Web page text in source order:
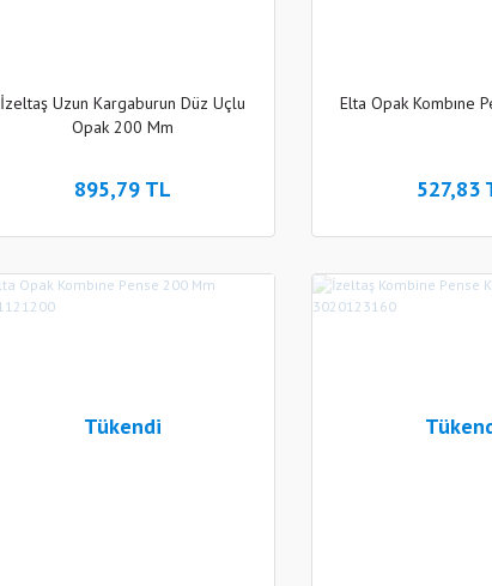
İzeltaş Uzun Kargaburun Düz Uçlu
Opak 200 Mm
895,79 TL
Elta Opak Kombıne
527,83
Tükendi